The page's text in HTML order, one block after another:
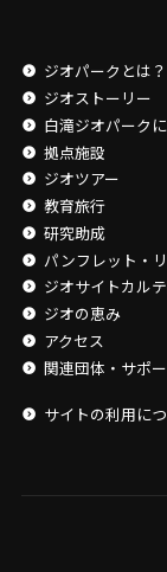
ジオパークとは？
ジオストーリー
白滝ジオパーク
拠点施設
ジオツアー
教育旅行
研究助成
パンフレット・
ジオサイトカル
ジオの恵み
アクセス
関連団体・サポ
サイトの利用に